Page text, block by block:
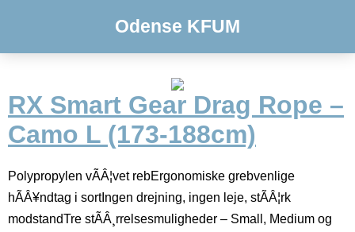
Odense KFUM
RX Smart Gear Drag Rope –
Camo L (173-188cm)
Polypropylen vÃÂ¦vet rebErgonomiske grebvenlige
hÃÂ¥ndtag i sortIngen drejning, ingen leje, stÃÂ¦rk
modstandTre stÃÂ¸rrelsesmuligheder – Small, Medium og